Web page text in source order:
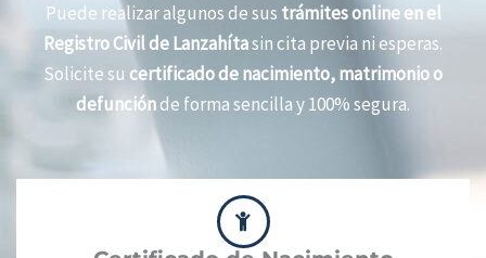
Puede realizar algunos de sus trámites online en el
Registro Civil de Lanzahítasin cita previa ni esperas.
Solicite su certificado de nacimiento, matrimonio o
defunciónde forma sencilla y 100% segura.